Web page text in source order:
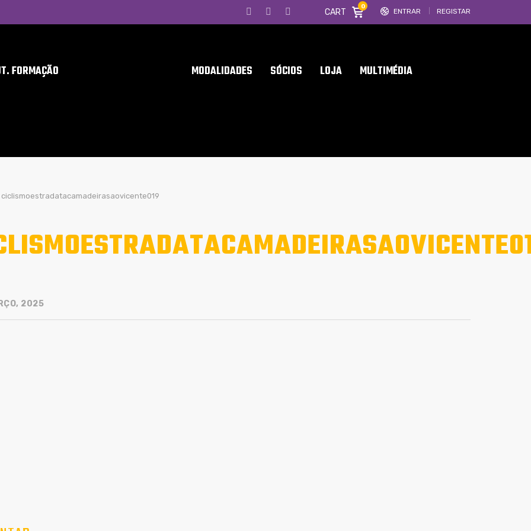
ENTRAR REGISTAR
CART
0
FORMAÇÃO MODALIDADES SÓCIOS LOJA MULTIMÉDIA
ciclismoestradatacamadeirasaovicente019
2025